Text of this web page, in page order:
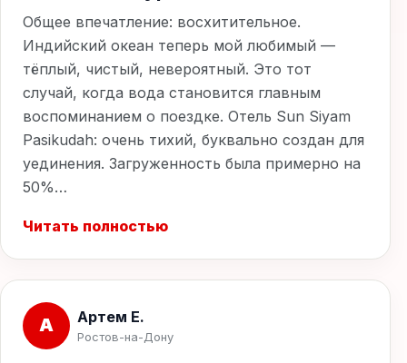
Общее впечатление: восхитительное.
Индийский океан теперь мой любимый —
тёплый, чистый, невероятный. Это тот
случай, когда вода становится главным
воспоминанием о поездке. Отель Sun Siyam
Pasikudah: очень тихий, буквально создан для
уединения. Загруженность была примерно на
50%…
Читать полностью
А Артем Е.
Ростов-на-Дону